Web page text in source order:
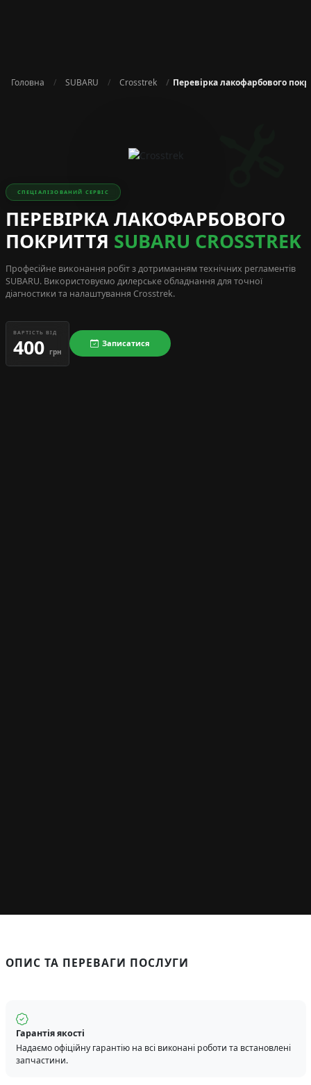
Головна SUBARU Crosstrek Перевірка лакофарбового
СПЕЦІАЛІЗОВАНИЙ СЕРВІС
ПЕРЕВІРКА ЛАКОФАРБОВОГО
ПОКРИТТЯ SUBARU CROSSTREK
Професійне виконання робіт з дотриманням технічних регламентів
SUBARU. Використовуємо дилерське обладнання для точної
діагностики та налаштування Crosstrek.
ВАРТІСТЬ ВІД
400 грн
Записатися
ОПИС ТА ПЕРЕВАГИ ПОСЛУГИ
Гарантія якості
Надаємо офіційну гарантію на всі виконані роботи та встановлені
запчастини.